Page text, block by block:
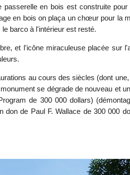
en bois est construite
en bois on plaça un chœur pour la
barco à l'intérieur est resté.
et l'icône miraculeuse placée sur
au cours des siècles (dont
se dégrade de nouveau et
de 300 000 dollars)
de Paul F. Wallace de 300 000